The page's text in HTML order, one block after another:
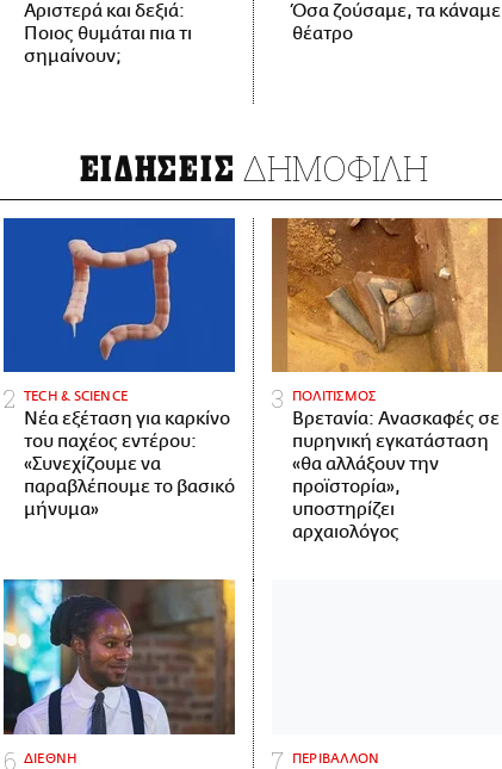
Αριστερά και δεξιά:
Ποιος θυμάται πια τι
σημαίνουν;
Όσα ζούσαμε, τα κάναμε
θέατρο
ΕΙΔΗΣΕΙΣ ΔΗΜΟΦΙΛΗ
ΤECH & SCIENCE
Νέα εξέταση για καρκίνο
του παχέος εντέρου:
«Συνεχίζουμε να
παραβλέπουμε το βασικό
μήνυμα»
ΠΟΛΙΤΙΣΜΟΣ
Βρετανία: Ανασκαφές σε
πυρηνική εγκατάσταση
«θα αλλάξουν την
προϊστορία»,
υποστηρίζει
αρχαιολόγος
ΔΙΕΘΝΗ ΠΕΡΙΒΑΛΛΟΝ